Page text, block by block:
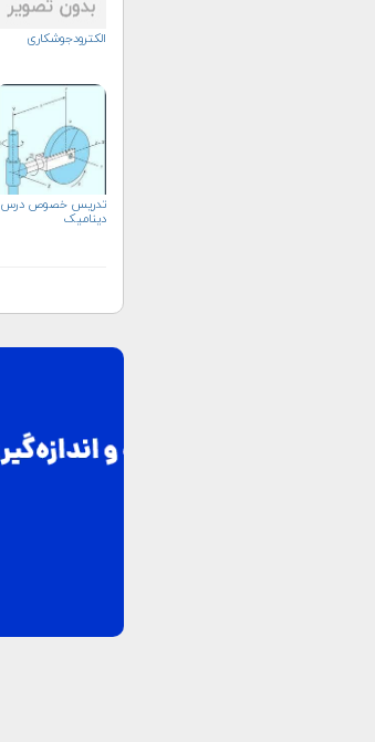
الکترودجوشکاری
تدریس خصوص درس
دینامیک